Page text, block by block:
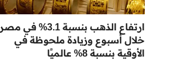
ارتفاع الذهب بنسبة 3.1% في مصر
خلال أسبوع وزيادة ملحوظة في
الأوقية بنسبة 8% عالميًا